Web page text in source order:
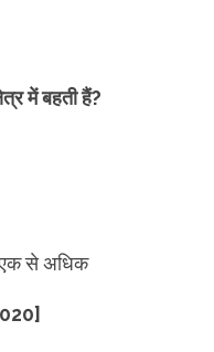
में बहती हैं?
एक से अधिक